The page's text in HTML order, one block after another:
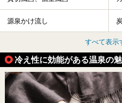
源泉かけ流し
すべて表示
冷え性に効能がある温泉の